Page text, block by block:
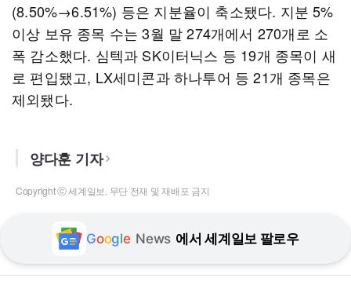
(8.50%→6.51%) 등은 지분율이 축소됐다. 지분 5%
이상 보유 종목 수는 3월 말 274개에서 270개로 소
폭 감소했다. 심텍과 SK이터닉스 등 19개 종목이 새
로 편입됐고, LX세미콘과 하나투어 등 21개 종목은
제외됐다.
양다훈 기자
Copyright ⓒ 세계일보. 무단 전재 및 재배포 금지
Google News 에서 세계일보 팔로우